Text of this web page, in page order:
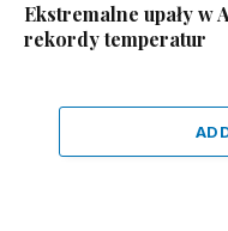
Ekstremalne upały w
rekordy temperatur